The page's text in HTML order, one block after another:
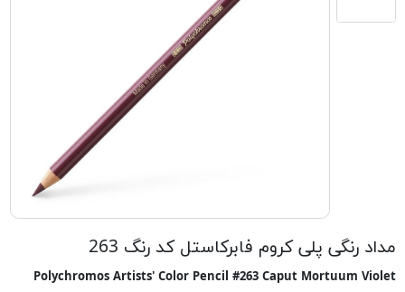
مداد رنگی پلی کروم فابرکاستل کد رنگ 263
Polychromos Artists' Color Pencil #263 Caput Mortuum Violet